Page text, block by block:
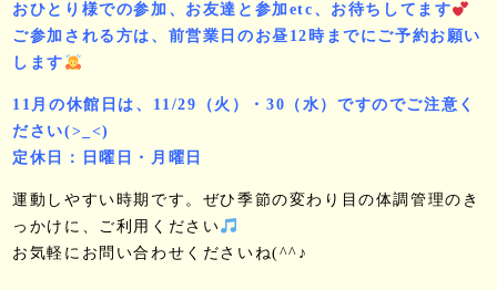
おひとり様での参加、お友達と参加etc、お待ちしてます
ご参加される方は、前営業日のお昼12時までにご予約お願い
します
11月の休館日は、11/29（火）・30（水）ですのでご注意く
ださい(>_<)
定休日：日曜日・月曜日
運動しやすい時期です。ぜひ季節の変わり目の体調管理のき
っかけに、ご利用ください
お気軽にお問い合わせくださいね(^^♪